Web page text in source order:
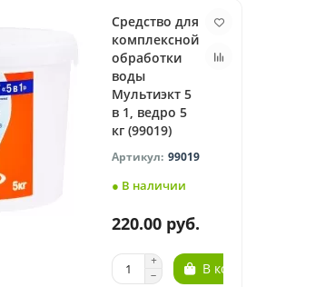
Средство для
комплексной
обработки
воды
Мультиэкт 5
в 1, ведро 5
кг (99019)
99019
● В наличии
220.00 руб.
В корзину